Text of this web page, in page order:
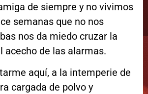
de siempre y no vivimos
semanas que no nos
nos da miedo cruzar la
acecho de las alarmas.
aquí, a la intemperie de
cargada de polvo y